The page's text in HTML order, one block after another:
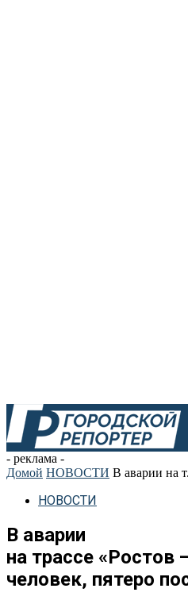
- реклама -
Домой НОВОСТИ В аварии на
НОВОСТИ
В аварии
на трассе «Ростов
человек, пятеро